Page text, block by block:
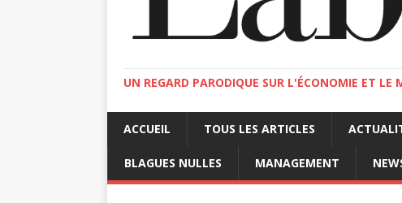
UN REGARD PARODIQUE SUR L'ÉCONOMIE ET
ACCUEIL TOUS LES ARTICLES
BLAGUES NULLES MANAGEMENT